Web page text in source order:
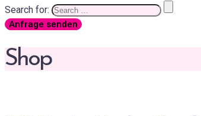
Search for:
Anfrage senden
Shop